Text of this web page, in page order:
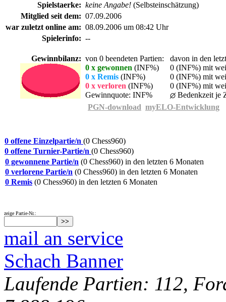
Spielstaerke: keine Angabe! (Selbsteinschätzung)
Mitglied seit dem: 07.09.2006
war zuletzt online am: 08.09.2006 um 08:42 Uhr
Spielerinfo: --
Gewinnbilanz: von 0 beendeten Partien: davon in den
0 x gewonnen (INF%)
0 (INF%) mit
0 x Remis (INF%)
0 (INF%) mit
0 x verloren (INF%)
0 (INF%) mit
Gewinnquote: INF%
Bedenkzeit je
PGN-download myELO-Entwicklung
0 offene Einzelpartie/n (0 Chess960)
0 offene Turnier-Partie/n (0 Chess960)
0 gewonnene Partie/n (0 Chess960) in den letzten 6 Monaten
0 verlorene Partie/n (0 Chess960) in den letzten 6 Monaten
0 Remis (0 Chess960) in den letzten 6 Monaten
zeige Partie-Nr.:
mail an service
Schach Banner
Laufende Partien: 112,